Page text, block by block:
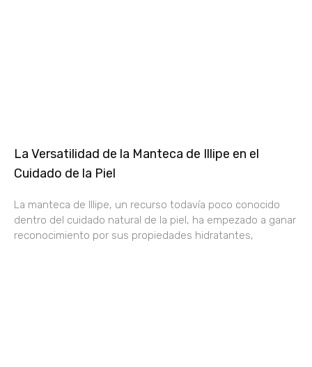
La Versatilidad de la Manteca de Illipe en el
Cuidado de la Piel
La manteca de Illipe, un recurso todavía poco conocido
dentro del cuidado natural de la piel, ha empezado a ganar
reconocimiento por sus propiedades hidratantes,